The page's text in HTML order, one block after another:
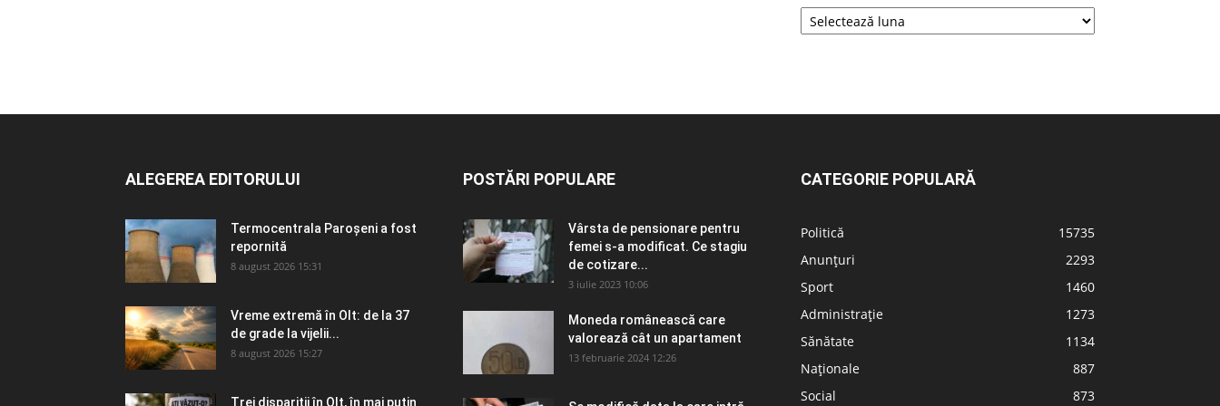
ALEGEREA EDITORULUI
Termocentrala Paroșeni a fost
repornită
8 august 2026 15:31
Vreme extremă în Olt: de la 37
de grade la vijelii...
8 august 2026 15:27
Trei dispariții în Olt, în mai puțin
POSTĂRI POPULARE
Vârsta de pensionare pentru
femei s-a modificat. Ce stagiu
de cotizare...
3 iulie 2023 10:06
Moneda românească care
valorează cât un apartament
13 februarie 2024 12:26
CATEGORIE POPULARĂ
Politică
15735
Anunțuri
2293
Sport
1460
Administrație
1273
Sănătate
1134
Naționale
887
Social
873